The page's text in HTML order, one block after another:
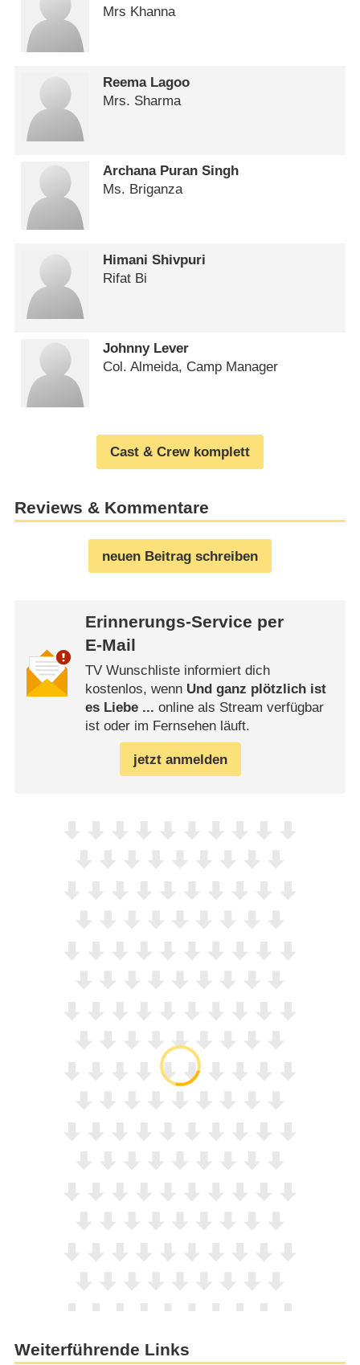
Mrs Khanna
Reema Lagoo
Mrs. Sharma
Archana Puran Singh
Ms. Briganza
Himani Shivpuri
Rifat Bi
Johnny Lever
Col. Almeida, Camp Manager
Cast & Crew komplett
Reviews & Kommentare
neuen Beitrag schreiben
Erinnerungs-Service per
E-Mail
TV Wunschliste informiert dich
kostenlos, wenn Und ganz plötzlich ist
es Liebe ... online als Stream verfügbar
ist oder im Fernsehen läuft.
jetzt anmelden
Weiterführende Links